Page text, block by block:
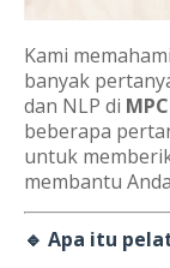
Kami
banyak
dan NLP di
beberapa
untuk
membantu
🔹 Apa itu